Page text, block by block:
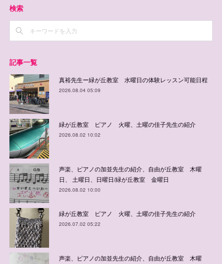
検索
記事一覧
真裕先生ー緑が丘教室 水曜日の体験レッスン可能日程
2026.08.04 05:09
緑が丘教室 ピアノ 火曜、土曜の佳子先生の紹介
2026.08.02 10:02
声楽、ピアノの加並先生の紹介、自由が丘教室 木曜
日、 土曜日、日曜日/緑が丘教室 金曜日
2026.08.02 10:00
緑が丘教室 ピアノ 火曜、土曜の佳子先生の紹介
2026.07.02 05:22
声楽、ピアノの加並先生の紹介、自由が丘教室 木曜